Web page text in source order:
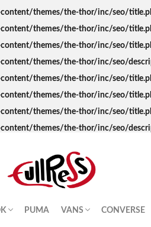
themes/the-thor/inc/seo/
themes/the-thor/inc/seo/
themes/the-thor/inc/seo/
themes/the-thor/inc/seo/
themes/the-thor/inc/seo/
themes/the-thor/inc/seo/
themes/the-thor/inc/seo/
themes/the-thor/inc/seo/
PUMA VANS CONVERSE